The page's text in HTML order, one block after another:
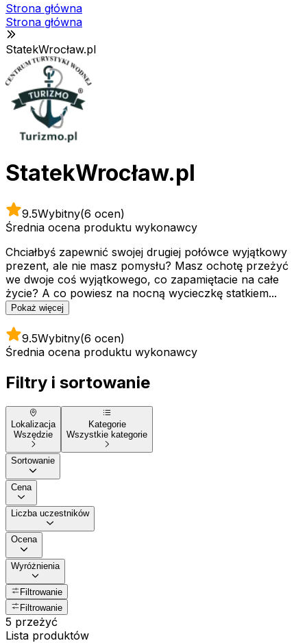
Strona główna
Strona główna
StatekWrocław.pl
StatekWrocław.pl
9.5Wybitny(6 ocen)
Średnia ocena produktu wykonawcy
Chciałbyś zapewnić swojej drugiej połówce wyjątkowy
prezent, ale nie masz pomysłu? Masz ochotę przeżyć
we dwoje coś wyjątkowego, co zapamiętacie na całe
życie? A co powiesz na nocną wycieczkę statkiem...
Pokaż więcej
9.5Wybitny(6 ocen)
Średnia ocena produktu wykonawcy
Filtry i sortowanie
Lokalizacja
Wszędzie
Kategorie
Wszystkie kategorie
Sortowanie
Cena
Liczba uczestników
Ocena
Wyróżnienia
Filtrowanie
Filtrowanie
5 przeżyć
Lista produktów